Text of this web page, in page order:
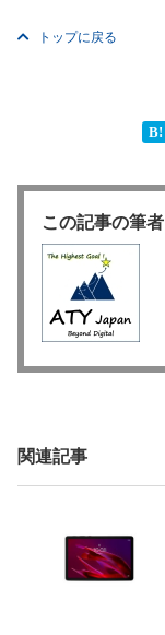
トップに戻る
B!
この記事の筆者
関連記事